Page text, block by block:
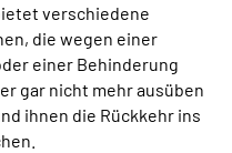
verschiedene
die wegen einer
einer Behinderung
gar nicht mehr ausüben
ihnen die Rückkehr ins